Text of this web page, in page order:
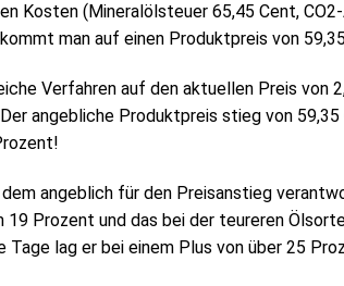
Kosten (Mineralölsteuer 65,45 Cent,
man auf einen Produktpreis von
Verfahren auf den aktuellen Preis von
angebliche Produktpreis stieg von
dem angeblich für den Preisanstieg
19 Prozent und das bei der teureren
Tage lag er bei einem Plus von über 25